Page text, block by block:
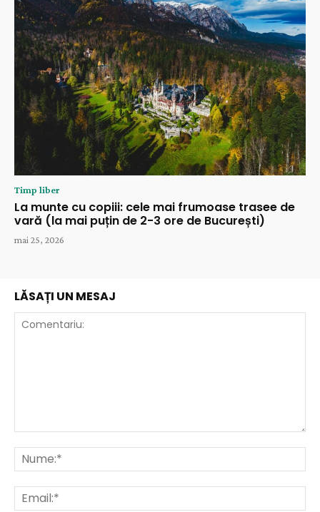
Timp liber
La munte cu copiii: cele mai frumoase trasee de
vară (la mai puțin de 2-3 ore de București)
mai 25, 2026
LĂSAȚI UN MESAJ